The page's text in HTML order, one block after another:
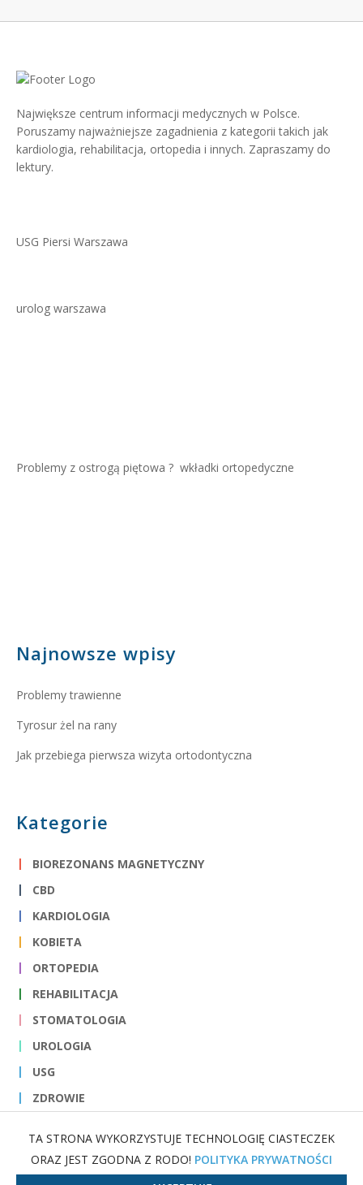
Największe centrum informacji medycznych w Polsce.
Poruszamy najważniejsze zagadnienia z kategorii takich jak
kardiologia, rehabilitacja, ortopedia i innych. Zapraszamy do
lektury.
USG Piersi Warszawa
urolog warszawa
Problemy z ostrogą piętowa ? wkładki ortopedyczne
Najnowsze wpisy
Problemy trawienne
Tyrosur żel na rany
Jak przebiega pierwsza wizyta ortodontyczna
Kategorie
BIOREZONANS MAGNETYCZNY
CBD
KARDIOLOGIA
KOBIETA
ORTOPEDIA
REHABILITACJA
STOMATOLOGIA
UROLOGIA
USG
ZDROWIE
© 2018 - ProudMedia | Wszystkie prawa zastrzeżone |
TA STRONA WYKORZYSTUJE TECHNOLOGIĘ CIASTECZEK
ORAZ JEST ZGODNA Z RODO! POLITYKA PRYWATNOŚCI